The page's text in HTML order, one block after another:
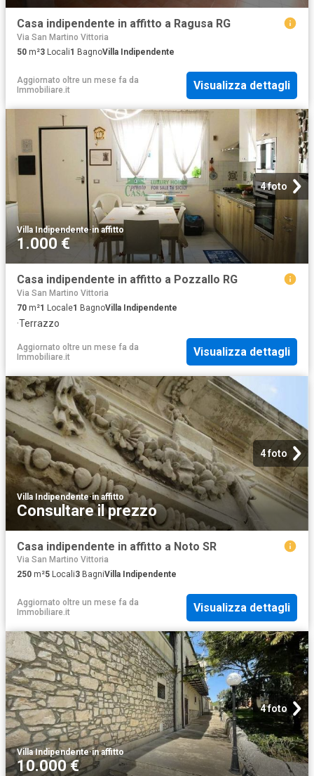
Casa indipendente in affitto a Ragusa RG
Via San Martino Vittoria
50 m²3 Locali1 BagnoVilla Indipendente
Aggiornato oltre un mese fa da
Immobiliare.it
Visualizza dettagli
4 foto
Villa Indipendente·in affitto
1.000 €
Casa indipendente in affitto a Pozzallo RG
Via San Martino Vittoria
70 m²1 Locale1 BagnoVilla Indipendente
·Terrazzo
Aggiornato oltre un mese fa da
Immobiliare.it
Visualizza dettagli
4 foto
Villa Indipendente·in affitto
Consultare il prezzo
Casa indipendente in affitto a Noto SR
Via San Martino Vittoria
250 m²5 Locali3 BagniVilla Indipendente
Aggiornato oltre un mese fa da
Immobiliare.it
Visualizza dettagli
4 foto
Villa Indipendente·in affitto
10.000 €